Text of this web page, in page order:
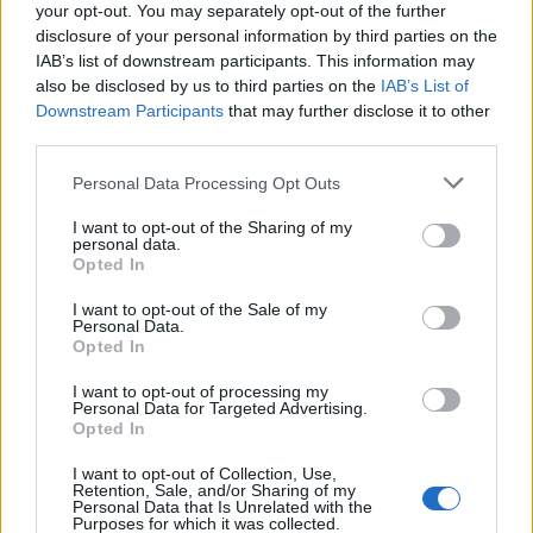
your opt-out. You may separately opt-out of the further
disclosure of your personal information by third parties on the
IAB’s list of downstream participants. This information may
also be disclosed by us to third parties on the IAB’s List of
Downstream Participants that may further disclose it to other
Personal Data Processing Opt Outs
I want to opt-out of the Sharing of my
personal data.
Opted In
I want to opt-out of the Sale of my
Personal Data.
Opted In
I want to opt-out of processing my
Personal Data for Targeted Advertising.
Opted In
I want to opt-out of Collection, Use,
Retention, Sale, and/or Sharing of my
Personal Data that Is Unrelated with the
Purposes for which it was collected.
Feszt fesztiválra tervezett koncert lemondását
kiváltó fenyegetés ügyében.
FŐTÉR
Már csak 4-5 napig működhet a jelenlegi